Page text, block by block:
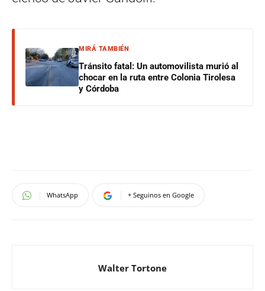
MIRÁ TAMBIÉN
Tránsito fatal: Un automovilista murió al
chocar en la ruta entre Colonia Tirolesa
y Córdoba
WhatsApp + Seguinos en Google
Walter Tortone